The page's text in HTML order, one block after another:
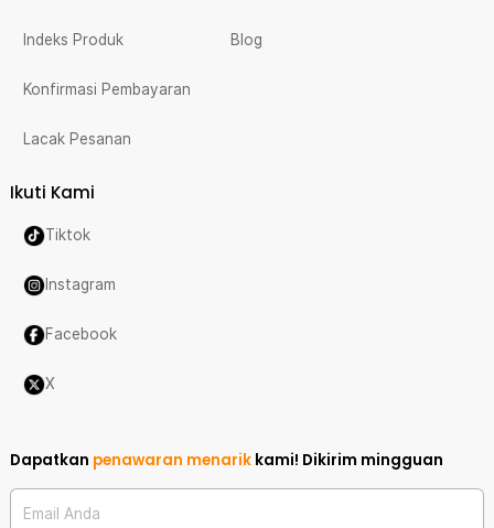
Indeks Produk
Konfirmasi Pembayaran
Lacak Pesanan
Blog
Ikuti Kami
Tiktok
Instagram
Facebook
X
Dapatkan penawaran menarik kami! Dikirim mingguan
Email Anda